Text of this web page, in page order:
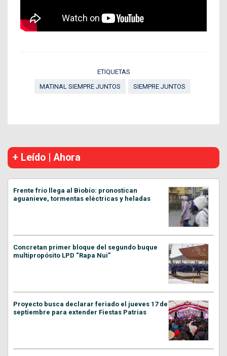
ETIQUETAS
MATINAL SIEMPRE JUNTOS
SIEMPRE JUNTOS
+ Leído | Ahora
Frente frío llega al Biobío: pronostican
aguanieve, tormentas eléctricas y heladas
Concretan primer bloque del segundo buque
multipropósito LPD “Rapa Nui”
Proyecto busca declarar feriado el jueves 17 de
septiembre para extender Fiestas Patrias